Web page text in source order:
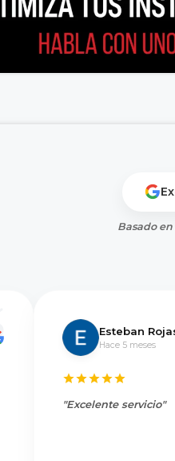
Basado
Esteban
Hace 5 meses
"Excelente servicio"